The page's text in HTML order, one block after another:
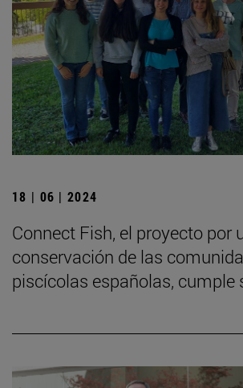
18 | 06 | 2024
Connect Fish, el proyecto por
conservación de las
piscícolas españolas, cumple